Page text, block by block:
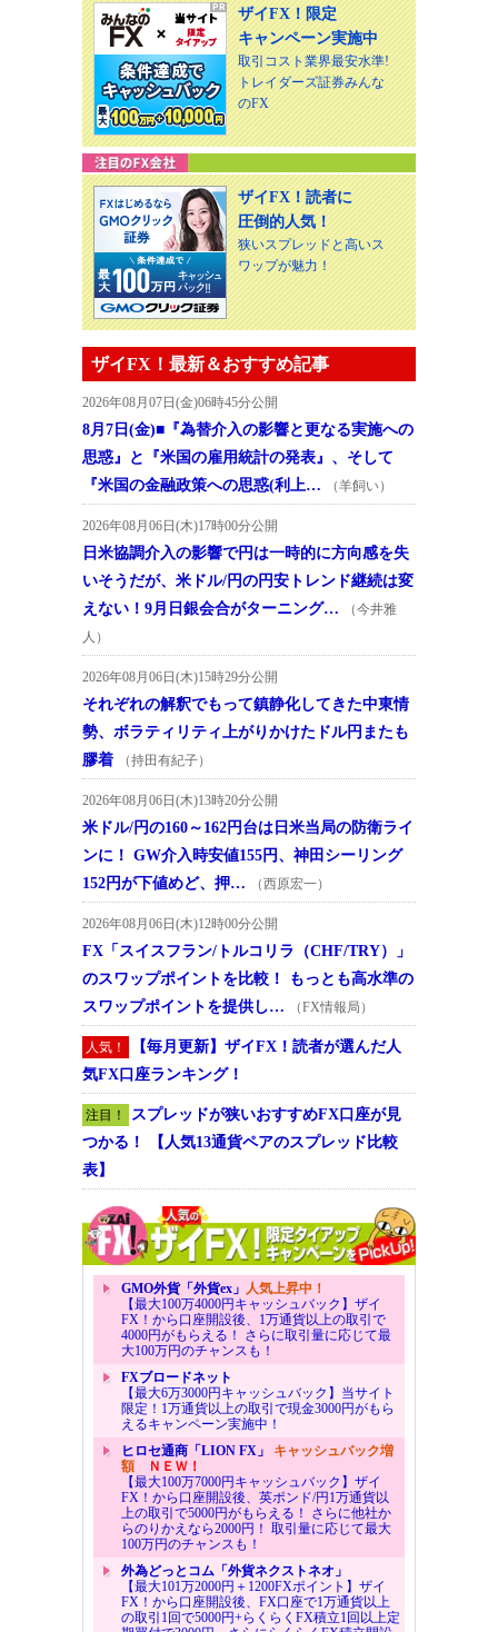
ザイFX！限定
キャンペーン実施中
取引コスト業界最安水準!
トレイダーズ証券みんな
のFX
ザイFX！読者に
圧倒的人気！
狭いスプレッドと高いス
ワップが魅力！
ザイFX！最新＆おすすめ記事
2026年08月07日(金)06時45分公開
8月7日(金)■『為替介入の影響と更なる実施への
思惑』と『米国の雇用統計の発表』、そして
『米国の金融政策への思惑(利上…
（羊飼い）
2026年08月06日(木)17時00分公開
日米協調介入の影響で円は一時的に方向感を失
いそうだが、米ドル/円の円安トレンド継続は変
えない！9月日銀会合がターニング…
（今井雅
人）
2026年08月06日(木)15時29分公開
それぞれの解釈でもって鎮静化してきた中東情
勢、ボラティリティ上がりかけたドル円またも
膠着
（持田有紀子）
2026年08月06日(木)13時20分公開
米ドル/円の160～162円台は日米当局の防衛ライ
ンに！ GW介入時安値155円、神田シーリング
152円が下値めど、押…
（西原宏一）
2026年08月06日(木)12時00分公開
FX「スイスフラン/トルコリラ（CHF/TRY）」
のスワップポイントを比較！ もっとも高水準の
スワップポイントを提供し…
（FX情報局）
人気！
【毎月更新】ザイFX！読者が選んだ人
気FX口座ランキング！
注目！
スプレッドが狭いおすすめFX口座が見
つかる！ 【人気13通貨ペアのスプレッド比較
表】
GMO外貨「外貨ex」 人気上昇中！
【最大100万4000円キャッシュバック】ザイ
FX！から口座開設後、1万通貨以上の取引で
4000円がもらえる！ さらに取引量に応じて最
大100万円のチャンスも！
FXブロードネット
【最大6万3000円キャッシュバック】当サイト
限定！1万通貨以上の取引で現金3000円がもら
えるキャンペーン実施中！
ヒロセ通商「LION FX」 キャッシュバック増
額ＮＥＷ！
【最大100万7000円キャッシュバック】ザイ
FX！から口座開設後、英ポンド/円1万通貨以
上の取引で5000円がもらえる！ さらに他社か
らのりかえなら2000円！ 取引量に応じて最大
100万円のチャンスも！
外為どっとコム「外貨ネクストネオ」
【最大101万2000円＋1200FXポイント】ザイ
FX！から口座開設後、FX口座で1万通貨以上
の取引1回で5000円+らくらくFX積立1回以上定